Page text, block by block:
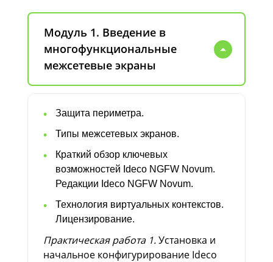
Модуль 1. Введение в
многофункциональные
межсетевые экраны
Защита периметра.
Типы межсетевых экранов.
Краткий обзор ключевых
возможностей Ideco NGFW Novum.
Редакции Ideco NGFW Novum.
Технология виртуальных контекстов.
Лицензирование.
Практическая работа 1.Установка и
начальное конфигурирование Ideco